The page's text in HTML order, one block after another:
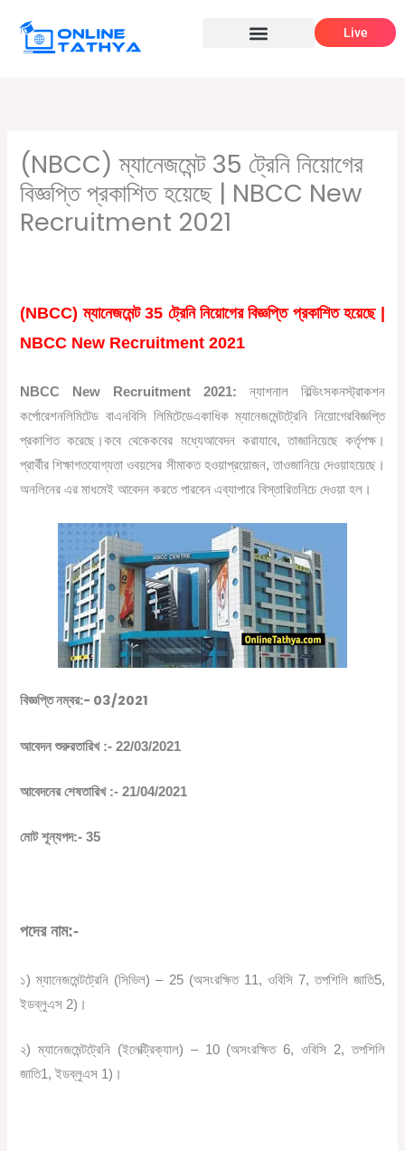
Live
(NBCC) ম্যানেজমেন্ট 35 ট্রেনি নিয়োগের
বিজ্ঞপ্তি প্রকাশিত হয়েছে | NBCC New
Recruitment 2021
(NBCC) ম্যানেজমেন্ট 35 ট্রেনি নিয়োগের বিজ্ঞপ্তি প্রকাশিত হয়েছে |
NBCC New Recruitment 2021
NBCC New Recruitment 2021:ন্যাশনাল বিল্ডিংসকনস্ট্রাকশন
কর্পোরেশনলিমিটেড বাএনবিসি লিমিটেডেএকাধিক ম্যানেজমেন্টট্রেনি নিয়োগেরবিজ্ঞপ্তি
প্রকাশিত করেছে।কবে থেকেকবের মধ্যেআবেদন করাযাবে,তাজানিয়েছে কর্তৃপক্ষ।
প্রার্থীর শিক্ষাগতযোগ্যতা ওবয়সের সীমাকত হওয়াপ্রয়োজন,তাওজানিয়ে দেওয়াহয়েছে।
অনলিনের এর মাধমেই আবেদন করতে পারবেন এব্যাপারে বিস্তারিতনিচে দেওয়া হল।
বিজ্ঞপ্তিনম্বর:- 03/2021
আবেদন শুরুরতারিখ:- 22/03/2021
আবেদনের শেষতারিখ:- 21/04/2021
মোট শূন্যপদ:- 35
পদের নাম:-
১)ম্যানেজমেন্টট্রেনি (সিভিল) – 25 (অসংরক্ষিত11, ওবিসি7,তপশিলি জাতি5,
ইডব্লুএস 2) ।
২)ম্যানেজমেন্টট্রেনি (ইলেক্ট্রিক্যাল) – 10 (অসংরক্ষিত6, ওবিসি 2,তপশিলি
জাতি1,ইডব্লুএস 1) ।